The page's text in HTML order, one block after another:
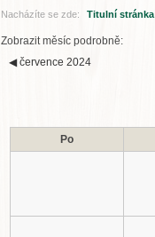
Nacházíte se zde: Titulní stránka
Zobrazit měsíc podrobně:
◀ července 2024
Po